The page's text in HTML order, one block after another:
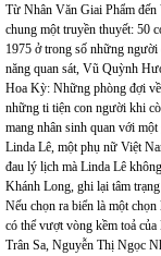
Từ Nhân Văn Giai Phẩm
chung một truyền thuyết: 50
1975 ở trong số những
năng quan sát, Vũ Quỳnh
Hoa Kỳ: Những phòng đợi
những ti tiện con người khi
mang nhân sinh quan với
Linda Lê, một phụ nữ Việt
đau lý lịch mà Linda Lê
Khánh Long, ghi lại tâm
Nếu chọn ra biển là một
có thể vượt vòng kềm toả
Trân Sa, Nguyễn Thị Ngọc